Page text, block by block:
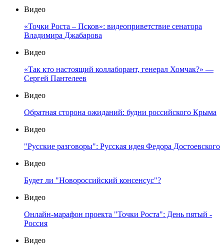
Видео
«Точки Роста – Псков»: видеоприветствие сенатора
Владимира Джабарова
Видео
«Так кто настоящий коллаборант, генерал Хомчак?» —
Сергей Пантелеев
Видео
Обратная сторона ожиданий: будни российского Крыма
Видео
"Русские разговоры": Русская идея Федора Достоевского
Видео
Будет ли "Новороссийский консенсус"?
Видео
Онлайн-марафон проекта "Точки Роста": День пятый -
Россия
Видео